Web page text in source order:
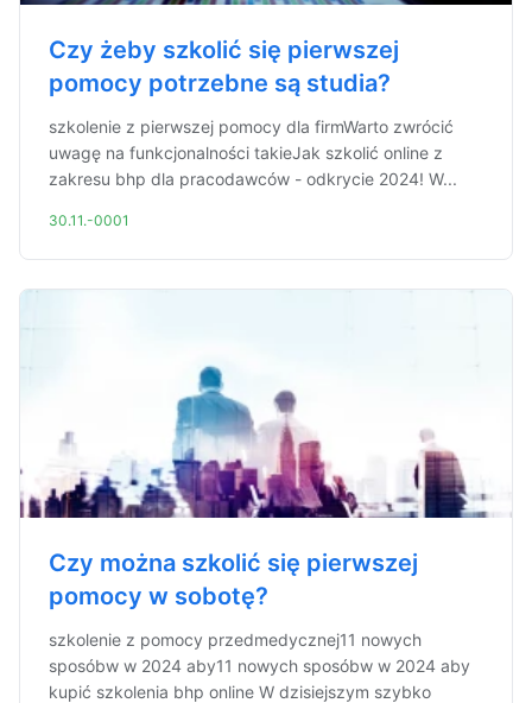
Czy żeby szkolić się pierwszej
pomocy potrzebne są studia?
szkolenie z pierwszej pomocy dla firmWarto zwrócić
uwagę na funkcjonalności takieJak szkolić online z
zakresu bhp dla pracodawców - odkrycie 2024! W...
30.11.-0001
Czy można szkolić się pierwszej
pomocy w sobotę?
szkolenie z pomocy przedmedycznej11 nowych
sposóbw w 2024 aby11 nowych sposóbw w 2024 aby
kupić szkolenia bhp online W dzisiejszym szybko